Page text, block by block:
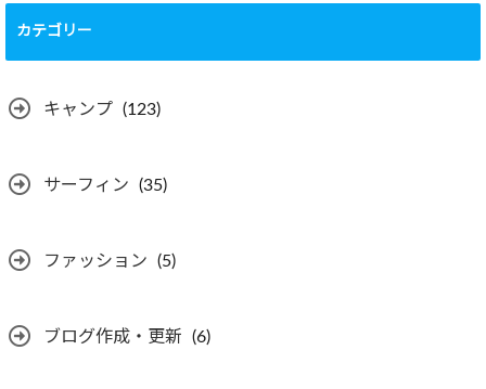
カテゴリー
キャンプ (123)
サーフィン (35)
ファッション (5)
ブログ作成・更新 (6)